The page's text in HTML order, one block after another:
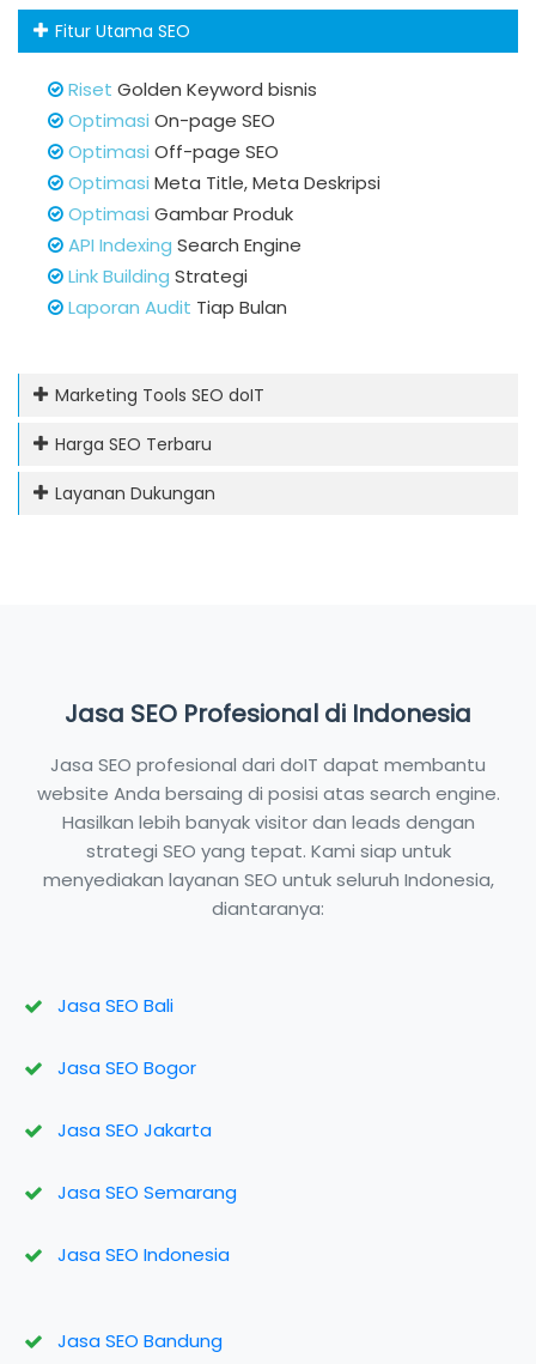
Fitur Utama SEO
Riset Golden Keyword bisnis
Optimasi On-page SEO
Optimasi Off-page SEO
Optimasi Meta Title, Meta Deskripsi
Optimasi Gambar Produk
API Indexing Search Engine
Link Building Strategi
Laporan Audit Tiap Bulan
Marketing Tools SEO doIT
Harga SEO Terbaru
Layanan Dukungan
Jasa SEO Profesional di Indonesia
Jasa SEO profesional dari doIT dapat membantu
website Anda bersaing di posisi atas search engine.
Hasilkan lebih banyak visitor dan leads dengan
strategi SEO yang tepat. Kami siap untuk
menyediakan layanan SEO untuk seluruh Indonesia,
diantaranya:
Jasa SEO Bali
Jasa SEO Bogor
Jasa SEO Jakarta
Jasa SEO Semarang
Jasa SEO Indonesia
Jasa SEO Bandung